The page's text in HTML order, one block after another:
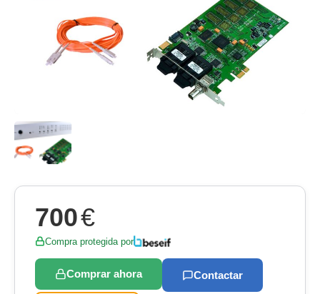
700€
Compra protegida por
Comprar ahora Contactar